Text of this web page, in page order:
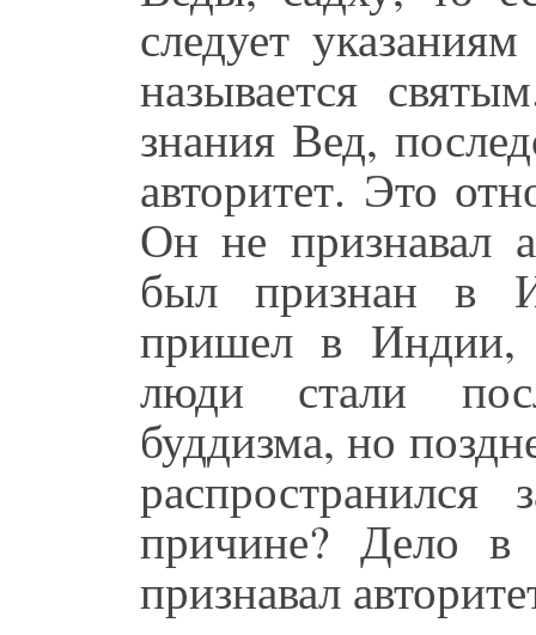
следует
называется
знания Вед,
авторитет. Это
Он не признавал
был признан в
пришел в Индии,
люди стали
буддизма, но
причине? Дело
признавал